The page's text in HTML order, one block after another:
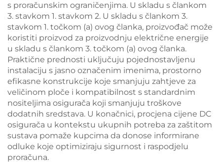
s proračunskim ograničenjima. U skladu s člankom
3. stavkom 1. stavkom 2. U skladu s člankom 3.
stavkom 1. točkom (a) ovog članka, proizvođač može
koristiti proizvod za proizvodnju električne energije
u skladu s člankom 3. točkom (a) ovog članka.
Praktične prednosti uključuju pojednostavljenu
instalaciju s jasno označenim imenima, prostorno
efikasne konstrukcije koje smanjuju zahtjeve za
veličinom ploče i kompatibilnost s standardnim
nositeljima osigurača koji smanjuju troškove
dodatnih sredstava. U konačnici, procjena cijene DC
osigurača u kontekstu ukupnih potreba za zaštitom
sustava pomaže kupcima da donose informirane
odluke koje optimiziraju sigurnost i raspodjelu
proračuna.